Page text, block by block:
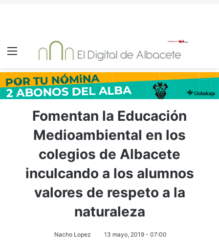
Fomentan la Educación
Medioambiental en los
colegios de Albacete
inculcando a los alumnos
valores de respeto a la
naturaleza
Nacho Lopez 13 mayo, 2019 - 07:00